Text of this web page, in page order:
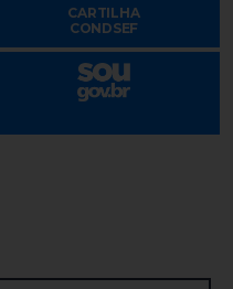
CARTILHA
CONDSEF